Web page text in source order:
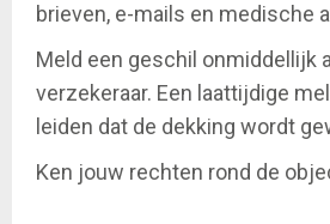
brieven, e-mails en medische
Meld een geschil onmiddellijk
verzekeraar. Een laattijdige
leiden dat de dekking wordt
Ken jouw rechten rond de